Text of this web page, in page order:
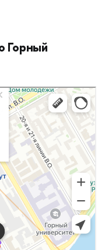
Горный
Красный гвоздильщик: как
или пешком –